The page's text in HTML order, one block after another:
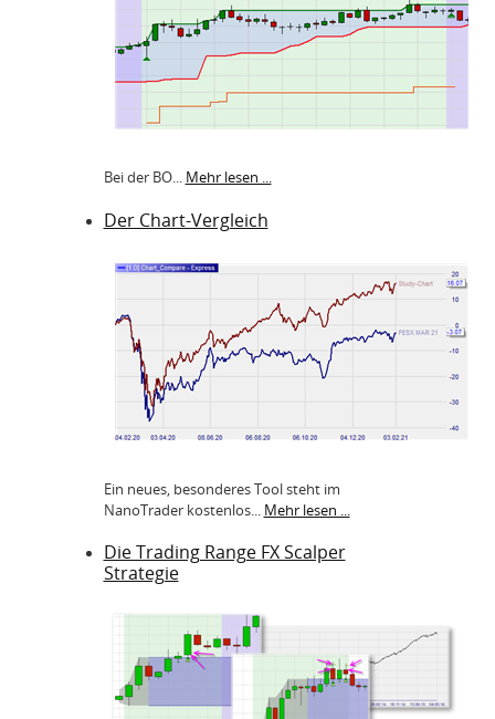
Bei der BO... Mehr lesen ...
Der Chart-Vergleich
Ein neues, besonderes Tool steht im
NanoTrader kostenlos... Mehr lesen ...
Die Trading Range FX Scalper
Strategie